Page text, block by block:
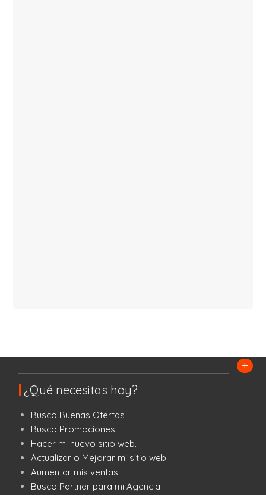
+
¿Qué necesitas hoy?
Busco Buenas Ofertas
Busco Promociones
Hacer mi nuevo sitio web.
Actualizar o Mejorar mi sitio web.
Aumentar mis ventas.
Busco Partner para mi Agencia.